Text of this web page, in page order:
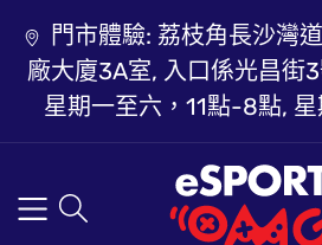
門市體驗: 荔枝角長沙灣
廠大廈3A室, 入口係光昌街
星期一至六，11點-8點,